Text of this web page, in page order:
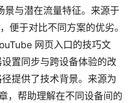
景与潜在流量特征。来源于
便于对比不同方案的优劣。
网页入口的技巧文
置同步与跨设备体验的改
提供了技术背景。来源为
，帮助理解在不同设备间的